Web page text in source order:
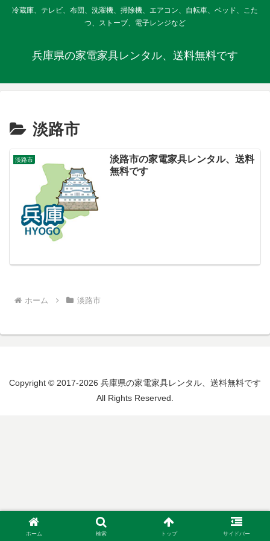
冷蔵庫、テレビ、布団、洗濯機、掃除機、エアコン、自転車、ベッド、こた
つ、ストーブ、電子レンジなど
兵庫県の家電家具レンタル、送料無料です
淡路市
淡路市
淡路市の家電家具レンタル、送料
無料です
ホーム 淡路市
Copyright © 2017-2026 兵庫県の家電家具レンタル、送料無料です
All Rights Reserved.
ホーム 検索 トップ サイドバー